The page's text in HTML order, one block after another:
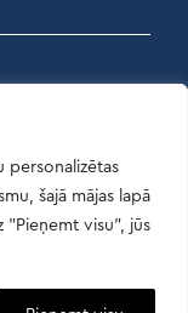
personalizētas
šajā mājas lapā
"Pieņemt visu", jūs